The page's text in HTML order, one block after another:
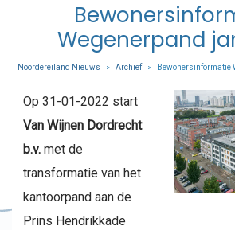
Wegenerpand
Noordereiland Nieuws > Archief > Bewonersinformatie
Op 31-01-2022 start
Van Wijnen Dordrecht
b.v. met de
transformatie van het
kantoorpand aan de
Prins Hendrikkade